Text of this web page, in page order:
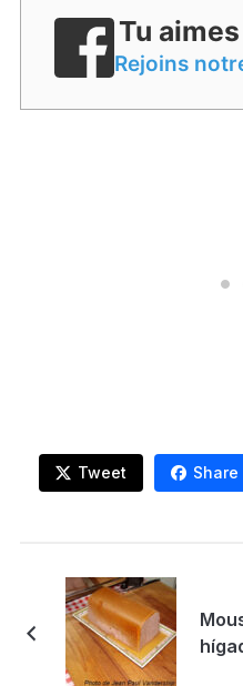
Tu
Rejoins
Tweet Share